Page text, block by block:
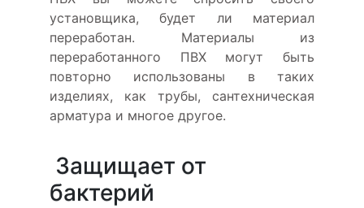
установщика, будет ли материал
переработан. Материалы из
переработанного ПВХ могут быть
повторно использованы в таких
изделиях, как трубы, сантехническая
арматура и многое другое.
Защищает от
бактерий